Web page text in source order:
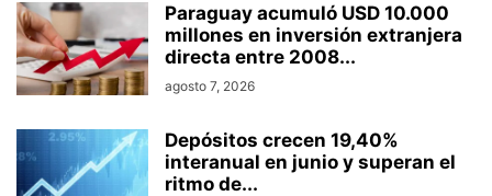
Paraguay acumuló USD 10.000
millones en inversión extranjera
directa entre 2008...
agosto 7, 2026
Depósitos crecen 19,40%
interanual en junio y superan el
ritmo de...